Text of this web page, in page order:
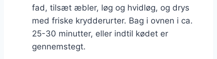
fad, tilsæt æbler, løg og hvidløg, og drys
med friske krydderurter. Bag i ovnen i ca.
25-30 minutter, eller indtil kødet er
gennemstegt.